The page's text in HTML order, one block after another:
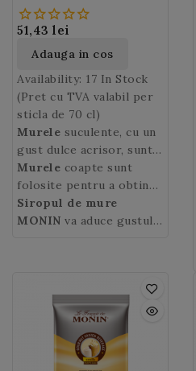
51,43 lei
Adauga in cos
Availability: 17 In Stock
(Pret cu TVA valabil per
sticla de 70 cl)
Murele suculente, cu un
gust dulce acrisor, sunt
fructe vedeta la final de
vara.
Murele coapte sunt
folosite pentru a obtine
un sirop cu arome
intense si fructate.
Siropul de mure
MONIN va aduce gustul
prepararea smoothie-
urilor, a bauturilor
racoritoare, a cocktail-
urilor precum celebrul
Bramble, punch-urilor